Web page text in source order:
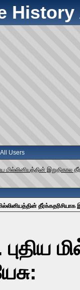
All Users
மில்லினியத்தின் இறுதிகால
தீர்க்கதரிசியாக
புதிய